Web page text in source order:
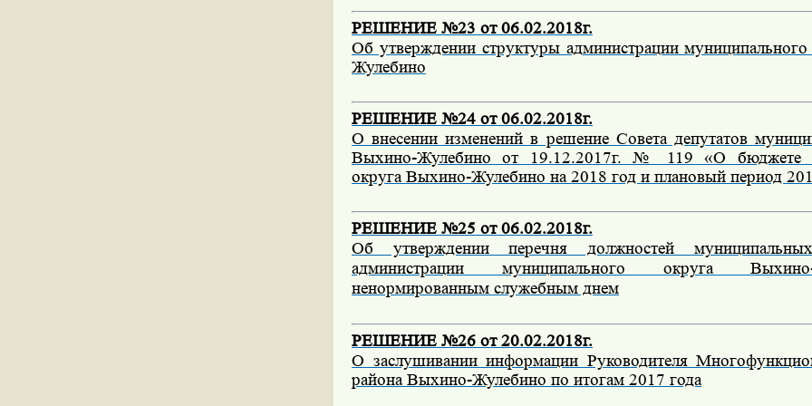
РЕШЕНИЕ №23 от 06.02.2018г.
Об утверждении структуры администрации
Жулебино
РЕШЕНИЕ №24 от 06.02.2018г.
О внесении изменений в решение Совета депутатов
Выхино-Жулебино от 19.12.2017г. № 119 «О бюджете
округа Выхино-Жулебино на 2018 год и плановый период
РЕШЕНИЕ №25 от 06.02.2018г.
Об утверждении перечня должностей
администрации муниципального округа
ненормированным служебным днем
РЕШЕНИЕ №26 от 20.02.2018г.
О заслушивании информации Руководителя
района Выхино-Жулебино по итогам 2017 года